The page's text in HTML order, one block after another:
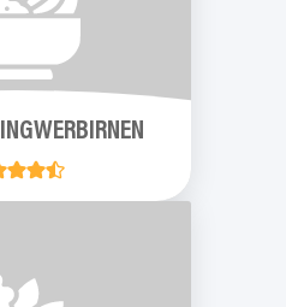
INGWERBIRNEN